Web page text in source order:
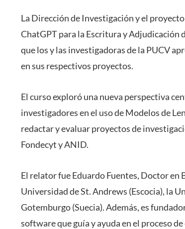
La Dirección de Investigación y el
ChatGPT para la Escritura y Adjudicación
que los y las investigadoras de la PUCV
en sus respectivos proyectos.
El curso exploró una nueva perspectiva
investigadores en el uso de Modelos de
redactar y evaluar proyectos de
Fondecyt y ANID.
El relator fue Eduardo Fuentes, Doctor
Universidad de St. Andrews (Escocia), la
Gotemburgo (Suecia). Además, es
software que guía y ayuda en el proceso